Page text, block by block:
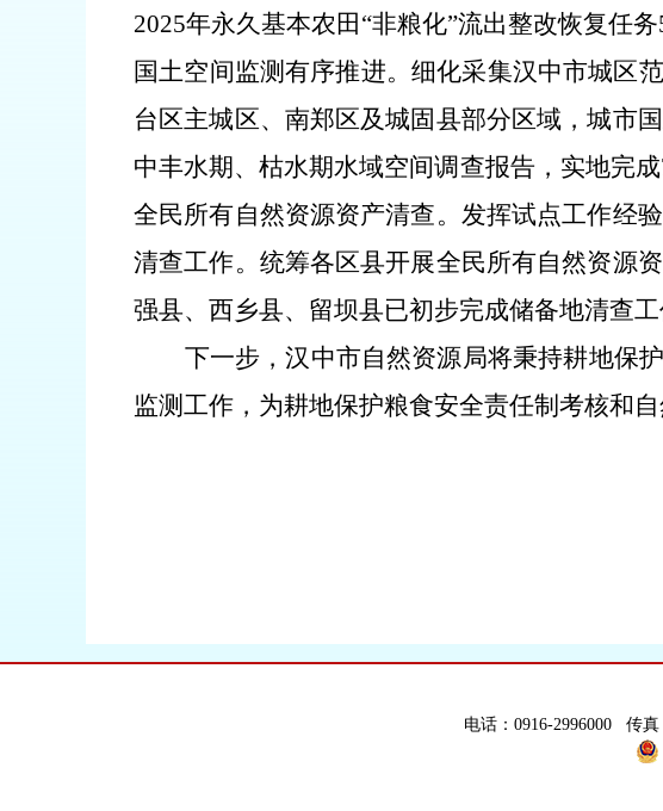
2025年永久基本农田“非粮化”流出整改恢复任务
国土空间监测有序推进。细化采集汉中市城区
台区主城区、南郑区及城固县部分区域，城市
中丰水期、枯水期水域空间调查报告，实地完成
全民所有自然资源资产清查。发挥试点工作经
清查工作。统筹各区县开展全民所有自然资源
强县、西乡县、留坝县已初步完成储备地清查工
下一步，汉中市自然资源局将秉持耕地保
监测工作，为耕地保护粮食安全责任制考核和
电话：0916-2996000 传真